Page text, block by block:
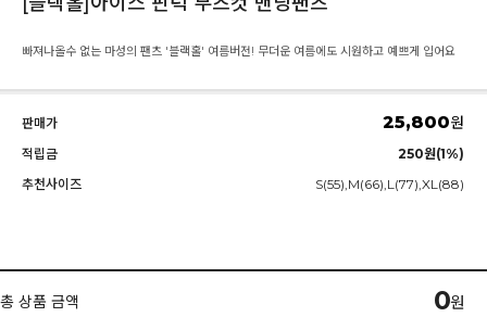
빠져나올수 없는 마성의 팬츠 '블랙홀' 여름버전! 무더운 여름에도 시원하고 예쁘게 입어요
판매가 25,800원
적립금
250원(1%)
추천사이즈
S(55),M(66),L(77),XL(88)
총 상품 금액 0원